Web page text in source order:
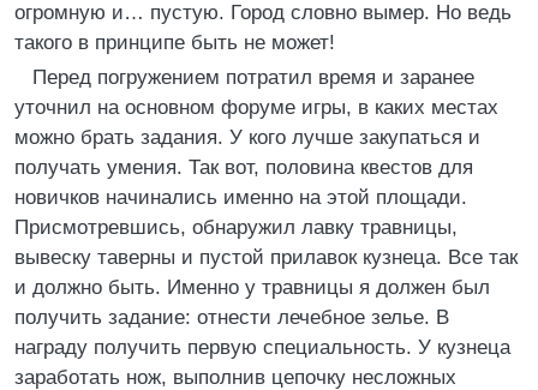
огромную и… пустую. Город словно вымер. Но ведь
такого в принципе быть не может!
Перед погружением потратил время и заранее
уточнил на основном форуме игры, в каких местах
можно брать задания. У кого лучше закупаться и
получать умения. Так вот, половина квестов для
новичков начинались именно на этой площади.
Присмотревшись, обнаружил лавку травницы,
вывеску таверны и пустой прилавок кузнеца. Все так
и должно быть. Именно у травницы я должен был
получить задание: отнести лечебное зелье. В
награду получить первую специальность. У кузнеца
заработать нож, выполнив цепочку несложных